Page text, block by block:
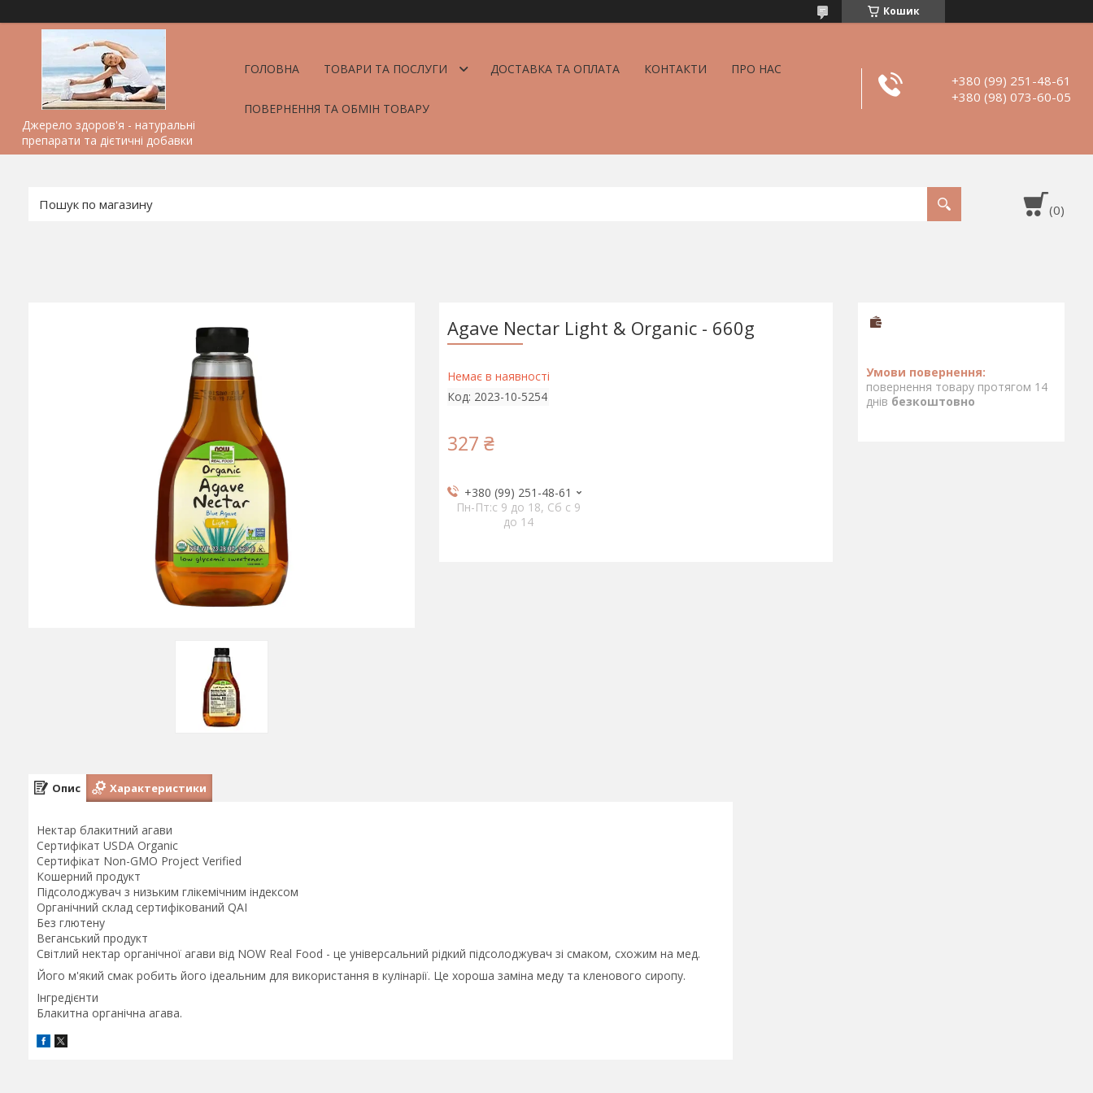
Кошик
Джерело здоров'я - натуральні
препарати та дієтичні добавки
ГОЛОВНА ТОВАРИ ТА ПОСЛУГИ ДОСТАВКА ТА ОПЛАТА КОНТАКТИ ПРО НАС
ПОВЕРНЕННЯ ТА ОБМІН ТОВАРУ
+380 (99) 251-48-61
+380 (98) 073-60-05
Agave Nectar Light & Organic - 660g
Немає в наявності
Код: 2023-10-5254
327 ₴
+380 (99) 251-48-61
Пн-Пт:c 9 до 18, Сб с 9
до 14
повернення товару протягом 14
днів безкоштовно
Опис Характеристики
Нектар блакитний агави
Сертифікат USDA Organic
Сертифікат Non-GMO Project Verified
Кошерний продукт
Підсолоджувач з низьким глікемічним індексом
Органічний склад сертифікований QAI
Без глютену
Веганський продукт
Світлий нектар органічної агави від NOW Real Food - це універсальний рідкий підсолоджувач зі смаком, схожим на мед.
Його м'який смак робить його ідеальним для використання в кулінарії. Це хороша заміна меду та кленового сиропу.
Інгредієнти
Блакитна органічна агава.